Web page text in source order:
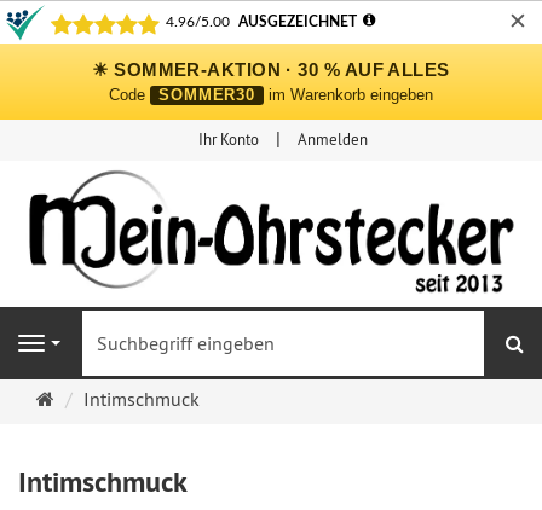
✕
☀ SOMMER-AKTION · 30 % AUF ALLES
Code SOMMER30 im Warenkorb eingeben
Ihr Konto Anmelden
Navigation
Ohrringe
Intimschmuck
Intimschmuck